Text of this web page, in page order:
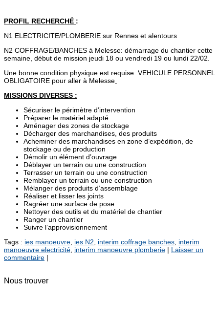
PROFIL RECHERCHÉ :
N1 ELECTRICITE/PLOMBERIE sur Rennes et alentours
N2 COFFRAGE/BANCHES à Melesse: démarrage du chantier cette
semaine, début de mission jeudi 18 ou vendredi 19 ou lundi 22/02.
Une bonne condition physique est requise. VEHICULE PERSONNEL
OBLIGATOIRE pour aller à Melesse
MISSIONS DIVERSES :
Sécuriser le périmètre d’intervention
Préparer le matériel adapté
Aménager des zones de stockage
Décharger des marchandises, des produits
Acheminer des marchandises en zone d’expédition, de
stockage ou de production
Démolir un élément d’ouvrage
Déblayer un terrain ou une construction
Terrasser un terrain ou une construction
Remblayer un terrain ou une construction
Mélanger des produits d’assemblage
Réaliser et lisser les joints
Ragréer une surface de pose
Nettoyer des outils et du matériel de chantier
Ranger un chantier
Suivre l’approvisionnement
Tags : ies manoeuvre ies N2 interim coffrage banches interim
manoeuvre electricité interim manoeuvre plomberie | Laisser un
commentaire |
Nous trouver